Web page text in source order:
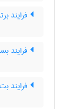
فرایند
فرایند
فرایند بت